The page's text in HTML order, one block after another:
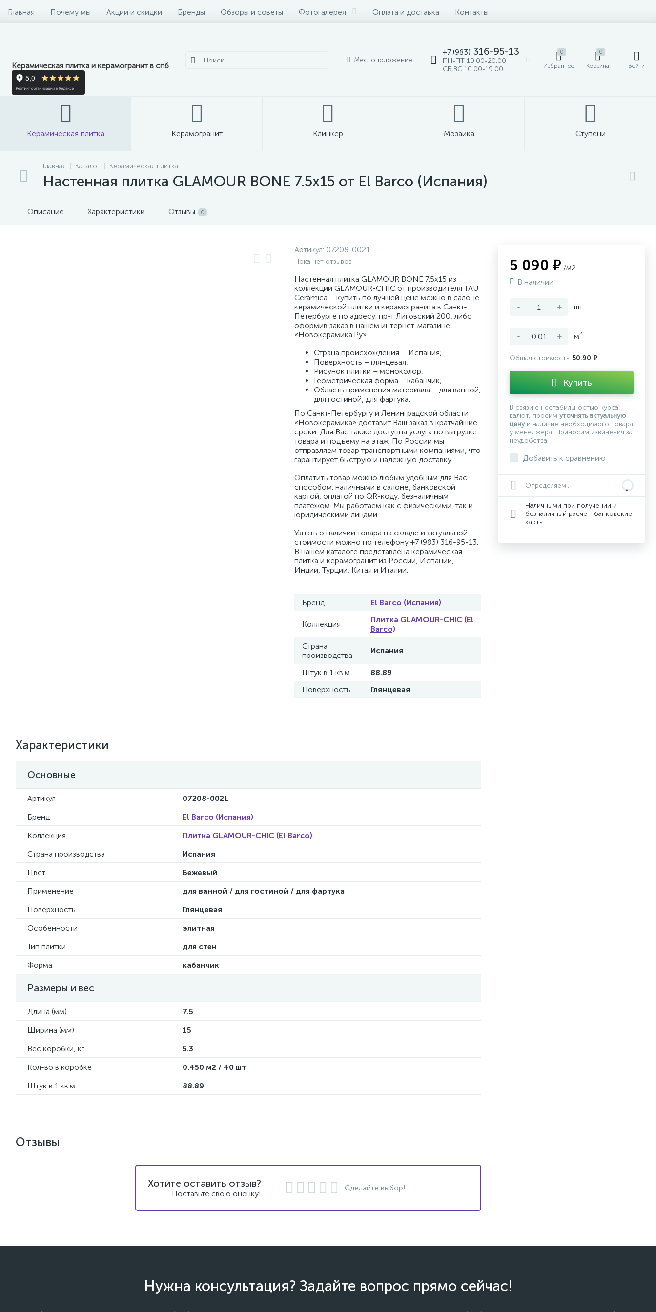
Главная Почему мы Акции и скидки Бренды Обзоры и советы Фотогалерея Оплата и доставка Контакты
Керамическая плитка и керамогранит в спб
Местоположение
+7 (983) 316-95-13
ПН-ПТ 10:00-20:00
СБ,ВС 10:00-19:00
0
Избранное
0
Корзина Войти
Керамическая плитка Керамогранит Клинкер Мозаика Ступени
Главная Каталог Керамическая плитка
Настенная плитка GLAMOUR BONE 7.5x15 от El Barco (Испания)
Описание Характеристики Отзывы 0
Артикул: 07208-0021
Пока нет отзывов
Настенная плитка GLAMOUR BONE 7.5x15 из
коллекции GLAMOUR-CHIC от производителя TAU
Ceramica – купить по лучшей цене можно в салоне
керамической плитки и керамогранита в Санкт-
Петербурге по адресу: пр-т Лиговский 200, либо
оформив заказ в нашем интернет-магазине
«Новокерамика.Ру».
Страна происхождения – Испания;
Поверхность – глянцевая;
Рисунок плитки – моноколор;
Геометрическая форма – кабанчик;
Область применения материала – для ванной,
для гостиной, для фартука.
По Санкт-Петербургу и Ленинградской области
«Новокерамика» доставит Ваш заказ в кратчайшие
сроки. Для Вас также доступна услуга по выгрузке
товара и подъему на этаж. По России мы
отправляем товар транспортными компаниями, что
гарантирует быструю и надежную доставку.
Оплатить товар можно любым удобным для Вас
способом: наличными в салоне, банковской
картой, оплатой по QR-коду, безналичным
платежом. Мы работаем как с физическими, так и
юридическими лицами.
Узнать о наличии товара на складе и актуальной
стоимости можно по телефону +7 (983) 316-95-13.
В нашем каталоге представлена керамическая
плитка и керамогранит из России, Испании,
Индии, Турции, Китая и Италии.
Бренд El Barco (Испания)
Коллекция
Плитка GLAMOUR-CHIC (El
Barco)
Страна
производства
Испания
Штук в 1 кв.м.
88.89
Поверхность
Глянцевая
Характеристики
Основные
Артикул
07208-0021
Бренд
El Barco (Испания)
Коллекция
Плитка GLAMOUR-CHIC (El Barco)
Страна производства
Испания
Цвет
Бежевый
Применение
для ванной / для гостиной / для фартука
Поверхность
Глянцевая
Особенности
элитная
Тип плитки
для стен
Форма
кабанчик
Размеры и вес
Длина (мм)
7.5
Ширина (мм)
15
Вес коробки, кг
5.3
Кол-во в коробке
0.450 м2 / 40 шт
Штук в 1 кв.м.
88.89
5 090 ₽ /м2
В наличии
- + шт.
- + м²
Общая стоимость 50.90 ₽
Купить
В связи с нестабильностью курса
валют, просим уточнять актуальную
ценуи наличие необходимого товара
у менеджера. Приносим извинения за
неудобства.
Добавить к сравнению
Определяем...
Наличными при получении и
безналичный расчет, банковские
карты
Отзывы
Хотите оставить отзыв?
Поставьте свою оценку!
Сделайте выбор!
Нужна консультация? Задайте вопрос прямо сейчас!